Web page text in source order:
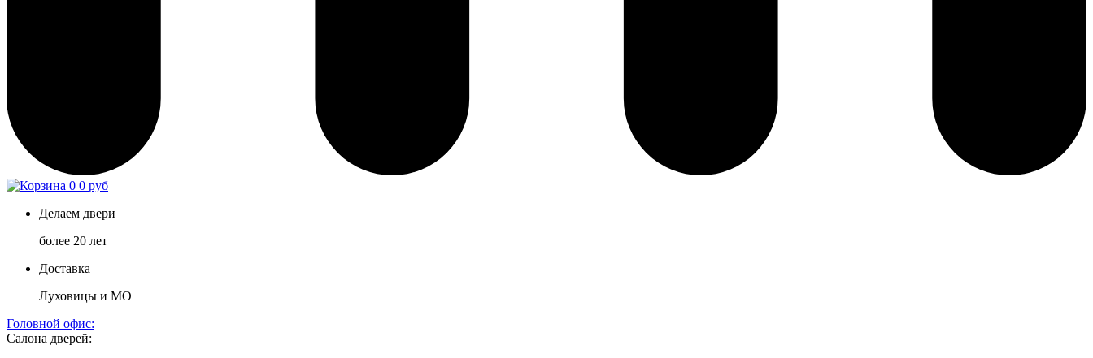
0 0 руб
Делаем двери
более 20 лет
Доставка
Луховицы и МО
Головной офис:
Салона дверей: